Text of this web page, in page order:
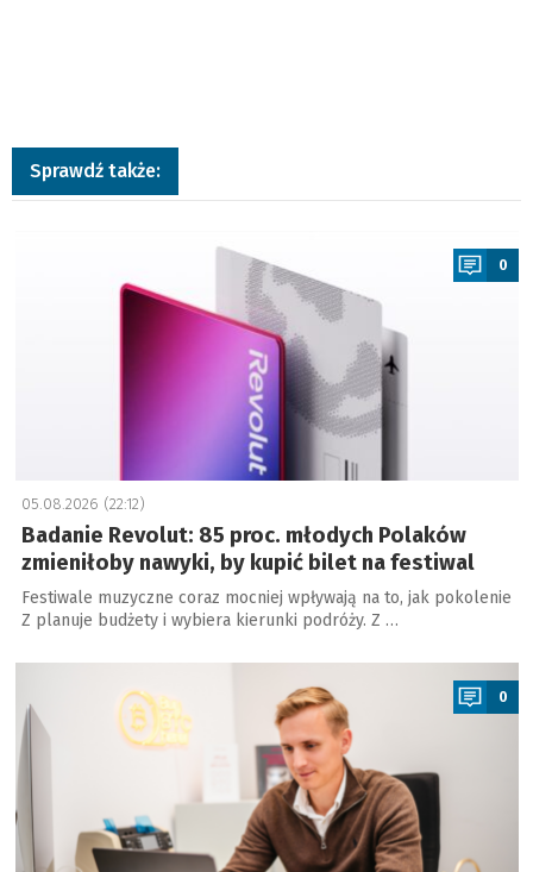
Sprawdź także:
0
05.08.2026 (22:12)
Badanie Revolut: 85 proc. młodych Polaków
zmieniłoby nawyki, by kupić bilet na festiwal
Festiwale muzyczne coraz mocniej wpływają na to, jak pokolenie
Z planuje budżety i wybiera kierunki podróży. Z …
a
0